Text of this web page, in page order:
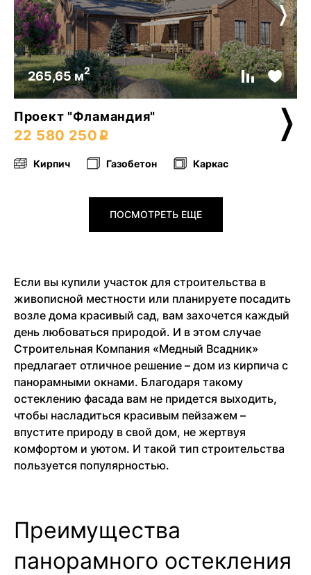
265,65 м2
Проект "Фламандия"
22 580 250
Кирпич Газобетон Каркас
ПОСМОТРЕТЬ ЕЩЕ
Если вы купили участок для строительства в
живописной местности или планируете посадить
возле дома красивый сад, вам захочется каждый
день любоваться природой. И в этом случае
Строительная Компания «Медный Всадник»
предлагает отличное решение – дом из кирпича с
панорамными окнами. Благодаря такому
остеклению фасада вам не придется выходить,
чтобы насладиться красивым пейзажем –
впустите природу в свой дом, не жертвуя
комфортом и уютом. И такой тип строительства
пользуется популярностью.
Преимущества
панорамного остекления